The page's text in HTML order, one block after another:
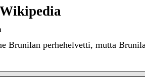
Brunilan perhehelvetti, mutta